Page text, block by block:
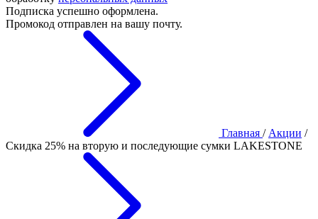
Подписка успешно оформлена.
Промокод отправлен на вашу почту.
Главная / Акции /
Скидка 25% на вторую и последующие сумки LAKESTONE